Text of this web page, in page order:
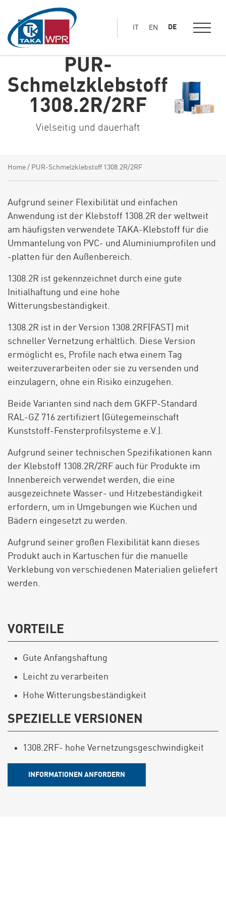
springen
IT EN DE
PUR-
Schmelzklebstoff
1308.2R/2RF
Vielseitig und dauerhaft
Home / PUR-Schmelzklebstoff 1308.2R/2RF
Aufgrund seiner Flexibilität und einfachen
Anwendung ist der Klebstoff 1308.2R der weltweit
am häufigsten verwendete TAKA-Klebstoff für die
Ummantelung von PVC- und Aluminiumprofilen und
-platten für den Außenbereich.
1308.2R ist gekennzeichnet durch eine gute
Initialhaftung und eine hohe
Witterungsbeständigkeit.
1308.2R ist in der Version 1308.2RF(FAST) mit
schneller Vernetzung erhältlich. Diese Version
ermöglicht es, Profile nach etwa einem Tag
weiterzuverarbeiten oder sie zu versenden und
einzulagern, ohne ein Risiko einzugehen.
Beide Varianten sind nach dem GKFP-Standard
RAL-GZ 716 zertifiziert (Gütegemeinschaft
Kunststoff-Fensterprofilsysteme e.V.).
Aufgrund seiner technischen Spezifikationen kann
der Klebstoff 1308.2R/2RF auch für Produkte im
Innenbereich verwendet werden, die eine
ausgezeichnete Wasser- und Hitzebeständigkeit
erfordern, um in Umgebungen wie Küchen und
Bädern eingesetzt zu werden.
Aufgrund seiner großen Flexibilität kann dieses
Produkt auch in Kartuschen für die manuelle
Verklebung von verschiedenen Materialien geliefert
werden.
VORTEILE
Gute Anfangshaftung
Leicht zu verarbeiten
Hohe Witterungsbeständigkeit
SPEZIELLE VERSIONEN
1308.2RF- hohe Vernetzungsgeschwindigkeit
INFORMATIONEN ANFORDERN